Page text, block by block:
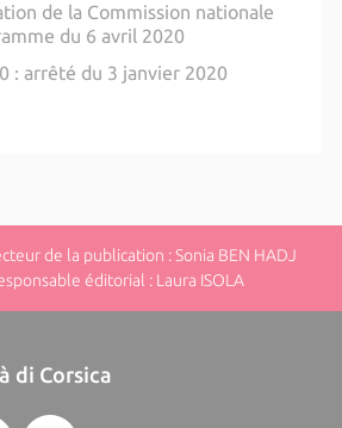
de la Commission nationale
du 6 avril 2020
: arrêté du 3 janvier 2020
de la publication : Sonia BEN HADJ
éditorial : Laura ISOLA
di Corsica